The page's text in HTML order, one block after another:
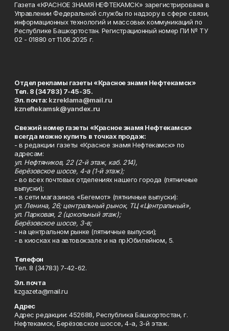
Газета «КРАСНОЕ ЗНАМЯ НЕФТЕКАМСК» зарегистрирована в
Управлении Федеральной службы по надзору в сфере связи,
информационных технологий и массовых коммуникаций по
Республике Башкортостан. Регистрационный номер ПИ № ТУ
02 - 01880 от 11.06.2025 г.
Отдел рекламы газеты «Красное знамя Нефтекамск»
Тел. 8 (34783) 7-45-35.
Эл. почта: kzreklama@mail.ru
kzneftekamsk@yandex.ru
Свежий номер газеты «Красное знамя Нефтекамск»
всегда можно купить в точках продаж:
- в редакции газеты «Красное знамя Нефтекамск» по
адресам:
ул. Нефтяников, 22 (2-й этаж, каб. 214),
Берёзовское шоссе, 4-а (1-й этаж);
- во всех почтовых отделениях нашего города (пятничные
выпуски);
- в сети магазинов «Бегемот» (пятничные выпуски):
ул. Ленина, 26; центральный рынок, ТЦ «Центральный»,
ул. Парковая, 2 (цокольный этаж);
Берёзовское шоссе, 3-в;
- на центральном рынке (пятничные выпуски);
- в киосках на автовокзале и на пр.Юбилейном, 5.
Телефон
Тел. 8 (34783) 7-42-62.
Эл. почта
kzgazeta@mail.ru
Адрес
Адрес редакции: 452688, Республика Башкортостан, г.
Нефтекамск, Берёзовское шоссе, 4-а, 3-й этаж.